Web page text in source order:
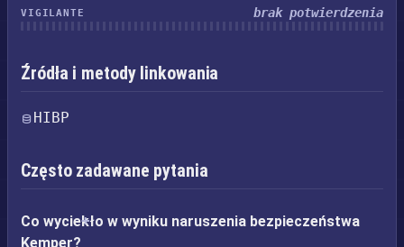
VIGILANTE brak potwierdzenia
Źródła i metody linkowania
HIBP
Często zadawane pytania
Co wyciekło w wyniku naruszenia bezpieczeństwa
Kemper?